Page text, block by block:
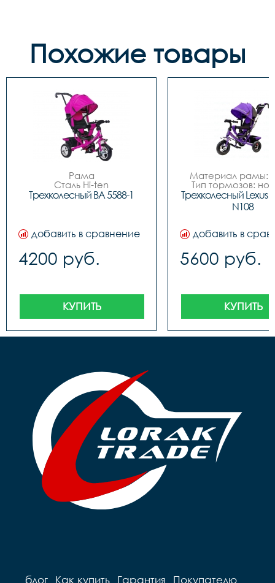
Похожие товары
Рама
Сталь Hi-ten
Вес пользователя
Колеса
Пластиковые
Детские трехколесные
Производитель
см
70
Размер Упаковка Высота,
см
30
Трехколесный BA 5588-1
добавить в сравнение
4200 руб.
КУПИТЬ
Материал рамы:
Тип тормозов:
Диаметр колес:
Обод	N/A
Трехколесный Lexus
N108
добавить в
5600 руб.
КУПИТЬ
блог Как купить Гарантия Покупателю